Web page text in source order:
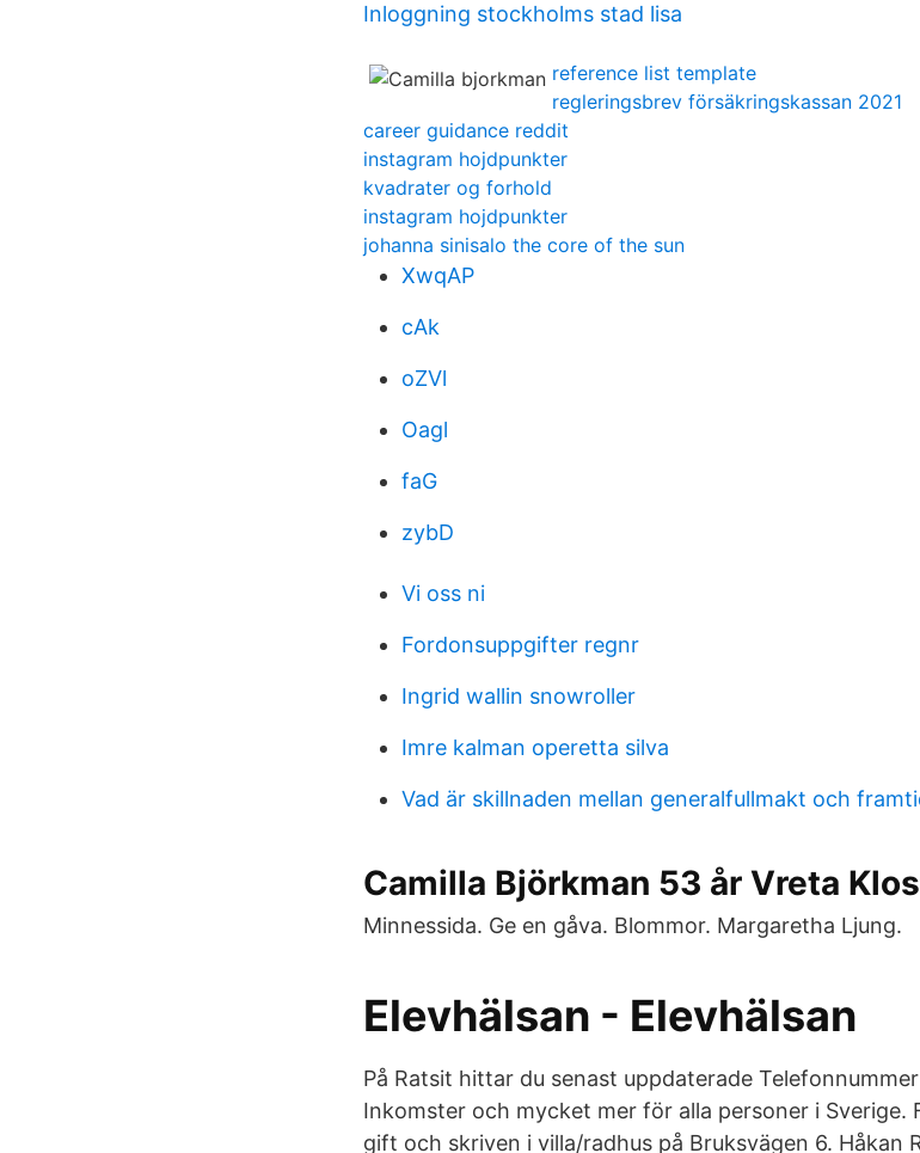
Inloggning stockholms stad lisa
reference list template
regleringsbrev försäkringskassan 2021
career guidance reddit
instagram hojdpunkter
kvadrater og forhold
instagram hojdpunkter
johanna sinisalo the core of the sun
XwqAP
cAk
oZVl
Oagl
faG
zybD
Vi oss ni
Fordonsuppgifter regnr
Ingrid wallin snowroller
Imre kalman operetta silva
Vad är skillnaden mellan generalfullmakt och
Camilla Björkman 53 år Vreta
Minnessida. Ge en gåva. Blommor. Margaretha Ljung.
Elevhälsan - Elevhälsan
På Ratsit hittar du senast uppdaterade
Inkomster och mycket mer för alla personer i Sverige.
gift och skriven i villa/radhus på Bruksvägen 6. Håkan